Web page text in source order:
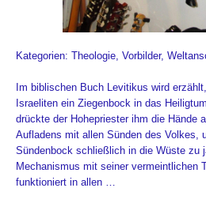
Kategorien: Theologie, Vorbilder,
Im biblischen Buch Levitikus wird
Israeliten ein Ziegenbock in das
drückte der Hohepriester ihm die Hände
Aufladens mit allen Sünden des Volkes,
Sündenbock schließlich in die Wüste zu
Mechanismus mit seiner vermeintlichen
funktioniert in allen …